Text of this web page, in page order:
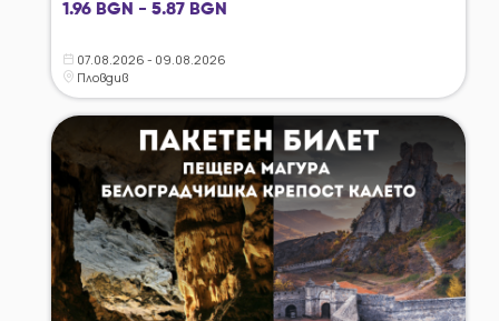
1.96 BGN - 5.87 BGN
07.08.2026 - 09.08.2026
Пловдив